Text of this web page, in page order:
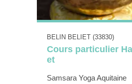
BELIN BELIET (33830)
Cours particulier
et
Samsara Yoga Aquitaine